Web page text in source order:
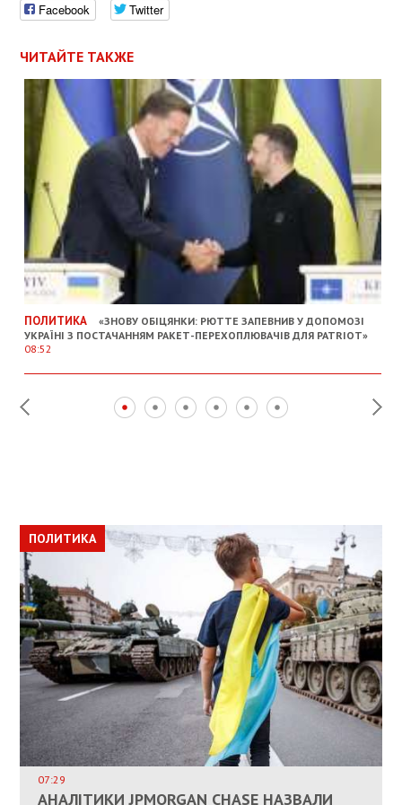
Facebook Twitter
ЧИТАЙТЕ ТАКЖЕ
ПОЛИТИКА
«ЗНОВУ ОБІЦЯНКИ: РЮТТЕ ЗАПЕВНИВ У ДОПОМОЗІ
УКРАЇНІ З ПОСТАЧАННЯМ РАКЕТ-ПЕРЕХОПЛЮВАЧІВ ДЛЯ PATRIOT»
08:52
ПОЛИТИКА
КАНДИДАТ В ПРЕМЬЕРЫ ПОЛЬШИ ПРИЗВАЛ
ПОЛИТИКА
07:29
АНАЛІТИКИ JPMORGAN CHASE НАЗВАЛИ
ОБЩЕСТВО
ВЛАСНИКАМ ЗРУЙНОВАНОГО ЖИТЛА
ДОЗВОЛИЛИ НЕ ПЛАТИТИ ЗА КОМУНАЛКУ
ПОЛИТИКА
ИНТЕГРАЦИЯ УКРАИНЫ В НАТО ВРЯД ЛИ
СОСТОИТСЯ В БЛИЖАЙШЕЕ ВРЕМЯ, –
ЭКОНОМИКА
ПАЛИВНИЙ РИНОК РОЗІГРІЛИ ШТУЧНО: